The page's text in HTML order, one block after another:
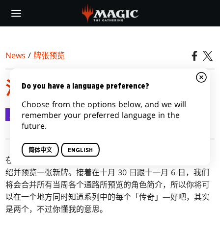
main
News / 牌张预览
泻湖秘教徒亚克罗斯
牌张预览 2020-10-30
在每天指挥官传奇的预览当中，我们将会分享一点简短的介
绍并预览一张新牌。接着在十月 30 日跟十一月 6 日，我们
将会合并所有当周各个通路所预览的角色简介，所以你将可
以在一个地方同时知道系列中的每个「传奇」—好吧，其实
是两个，不过你懂我的意思。
Do you have a language preference?
Choose from the options below, and we will
remember your preferred language in the
future.
简体中文 ENGLISH